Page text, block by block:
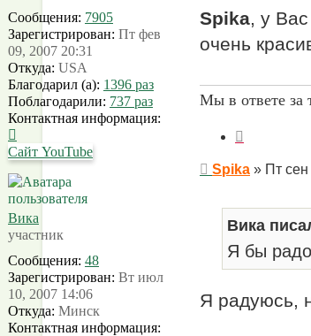
Spika, у
очень
Мы в ответе за
Сообщения: 7905
Зарегистрирован: Пт фев
09, 2007 20:31
Откуда: USA
Благодарил (а): 1396 раз
Поблагодарили: 737 раз
Контактная информация:
информация
пользователя
Spika
Сайт YouTube
Сообщение
Spika » Пт
Вика
Я бы
Я радуюсь,
Вика
участник
Сообщения: 48
Зарегистрирован: Вт июл
10, 2007 14:06
Откуда: Минск
Контактная информация: